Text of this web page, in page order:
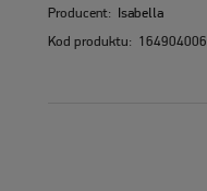
Producent:
Isabella
Kod produktu:
164904006